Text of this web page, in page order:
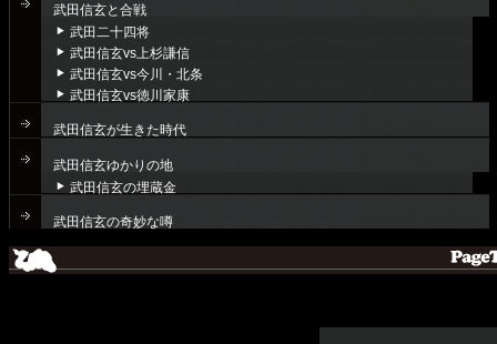
武田信玄と合戦
武田二十四将
武田信玄vs上杉謙信
武田信玄vs今川・北条
武田信玄vs徳川家康
武田信玄が生きた時代
武田信玄ゆかりの地
武田信玄の埋蔵金
武田信玄の奇妙な噂